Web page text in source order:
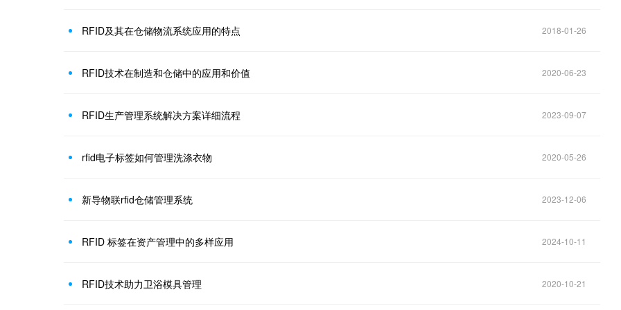
RFID及其在仓储物流系统应用的特点 2018-01-26
RFID技术在制造和仓储中的应用和价值 2020-06-23
RFID生产管理系统解决方案详细流程 2023-09-07
rfid电子标签如何管理洗涤衣物 2020-05-26
新导物联rfid仓储管理系统 2023-12-06
RFID 标签在资产管理中的多样应用 2024-10-11
RFID技术助力卫浴模具管理 2020-10-21